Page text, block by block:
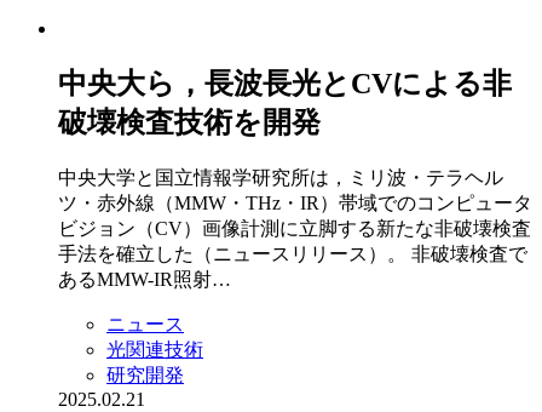
中央大ら，長波長光とCVによる非
破壊検査技術を開発
中央大学と国立情報学研究所は，ミリ波・テラヘル
ツ・赤外線（MMW・THz・IR）帯域でのコンピュータ
ビジョン（CV）画像計測に立脚する新たな非破壊検査
手法を確立した（ニュースリリース）。 非破壊検査で
あるMMW-IR照射…
ニュース
光関連技術
研究開発
2025.02.21